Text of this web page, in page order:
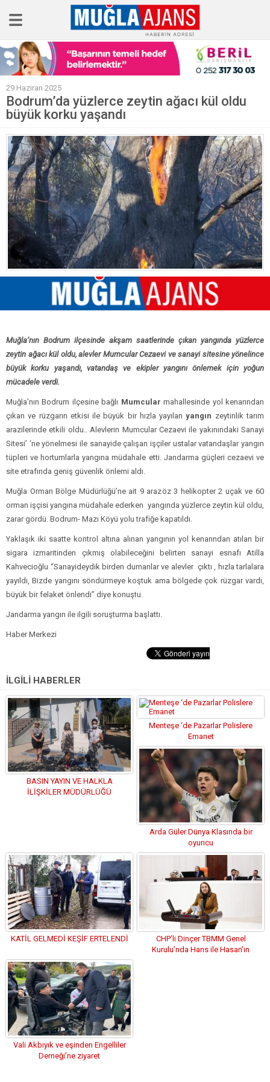
Ana Sayfa
Tüm Haberler
Köşe Yazıları
Sağlık
Magazin
Künye
29 Haziran 2025
Bodrum’da yüzlerce zeytin ağacı kül oldu
büyük korku yaşandı
Muğla’nın Bodrum ilçesinde akşam saatlerinde çıkan yangında yüzlerce
zeytin ağacı kül oldu, alevler Mumcular Cezaevi ve sanayi sitesine yönelince
büyük korku yaşandı, vatandaş ve ekipler yangını önlemek için yoğun
mücadele verdi.
Muğla’nın Bodrum ilçesine bağlı Mumcularmahallesinde yol kenarından
çıkan ve rüzgarın etkisi ile büyük bir hızla yayılanyangın zeytinlik tarım
arazilerinde etkili oldu.. Alevlerin Mumcular Cezaevi ile yakınındaki Sanayi
Sitesi’ ‘ne yönelmesi ile sanayide çalışan işçiler ustalar vatandaşlar yangın
tüpleri ve hortumlarla yangına müdahale etti. Jandarma güçleri cezaevi ve
site etrafında geniş güvenlik önlemi aldı.
Muğla Orman Bölge Müdürlüğü’ne ait 9 arazöz 3 helikopter 2 uçak ve 60
orman işçisi yangına müdahale ederken yangında yüzlerce zeytin kül oldu,
zarar gördü. Bodrum- Mazı Köyü yolu trafiğe kapatıldı.
Yaklaşık iki saatte kontrol altına alınan yangının yol kenarından atılan bir
sigara izmaritinden çıkmış olabileceğini belirten sanayi esnafı Atilla
Kahvecioğlu “Sanayideydik birden dumanlar ve alevler çıktı , hızla tarlalara
yayıldı, Bizde yangını söndürmeye koştuk ama bölgede çok rüzgar vardı,
büyük bir felaket önlendi” diye konuştu.
Jandarma yangın ile ilgili soruşturma başlattı.
Haber Merkezi
İLGİLİ HABERLER
BASIN YAYIN VE HALKLA
İLİŞKİLER MÜDÜRLÜĞÜ
Menteşe ‘de Pazarlar Polislere
Emanet
Arda Güler Dünya Klasında bir
oyuncu
KATİL GELMEDİ KEŞİF ERTELENDİ
CHP’li Dinçer TBMM Genel
Kurulu’nda Hans ile Hasan’ın
Vali Akbıyık ve eşinden Engelliler
Derneği’ne ziyaret